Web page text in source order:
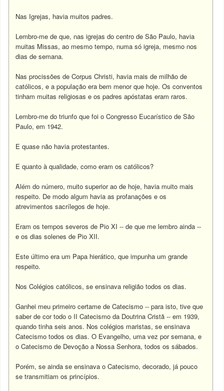
Nas Igrejas, havia muitos padres.
Lembro-me de que, nas igrejas do centro de São Paulo, havia
muitas Missas, ao mesmo tempo, numa só igreja, mesmo nos
dias de semana.
Nas procissões de Corpus Christi, havia mais de milhão de
católicos, e a população era bem menor que hoje. Os conventos
tinham muitas religiosas e os padres apóstatas eram raros.
Lembro-me do triunfo que foi o Congresso Eucarístico de São
Paulo, em 1942.
E quase não havia protestantes.
E quanto à qualidade, como eram os católicos?
Além do número, muito superior ao de hoje, havia muito mais
respeito. De modo algum havia as profanações e os
atrevimentos sacrílegos de hoje.
Eram os tempos severos de Pio XI -- de que me lembro ainda --
e os dias solenes de Pio XII.
Este último era um Papa hierático, que impunha um grande
respeito.
Nos Colégios católicos, se ensinava religião todos os dias.
Ganhei meu primeiro certame de Catecismo -- para isto, tive que
saber de cor todo o II Catecismo da Doutrina Cristã -- em 1939,
quando tinha seis anos. Nos colégios maristas, se ensinava
Catecismo todos os dias. O Evangelho, uma vez por semana, e
o Catecismo de Devoção a Nossa Senhora, todos os sábados.
Porém, se ainda se ensinava o Catecismo, decorado, já pouco
se transmitiam os princípios.